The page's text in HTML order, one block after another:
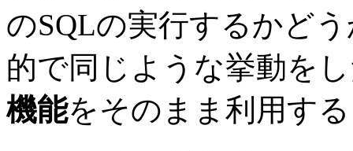
のSQLの実行するかど
的で同じような挙動を
機能をそのまま利用す